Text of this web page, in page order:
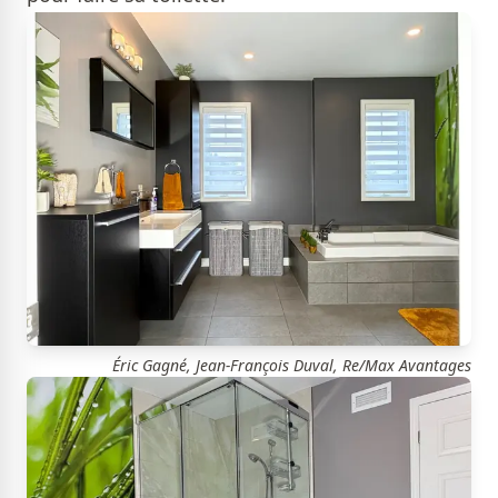
Éric Gagné, Jean-François Duval, Re/Max Avantages